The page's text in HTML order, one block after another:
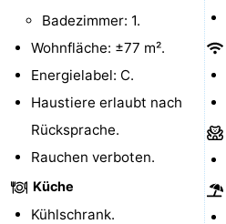
Denkmäler
-
Kirchen
Mühlen
-
Badezimmer: 1.
Wohnfläche: ±77 m².
Energielabel: C.
Haustiere erlaubt nach
Rücksprache.
Rauchen verboten.
Küche
Kühlschrank.